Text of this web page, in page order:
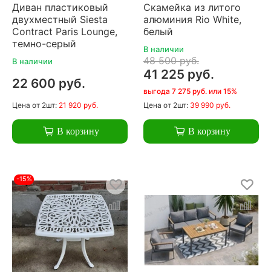
Диван пластиковый
двухместный Siesta
Contract Paris Lounge,
темно-серый
В наличии
22 600 руб.
Цена от 2шт: 21 920 руб.
В корзину
Скамейка из литого
алюминия Rio White,
белый
В наличии
48 500 руб.
41 225 руб.
выгода 7 275 руб. или 15%
Цена от 2шт: 39 990 руб.
В корзину
-15%